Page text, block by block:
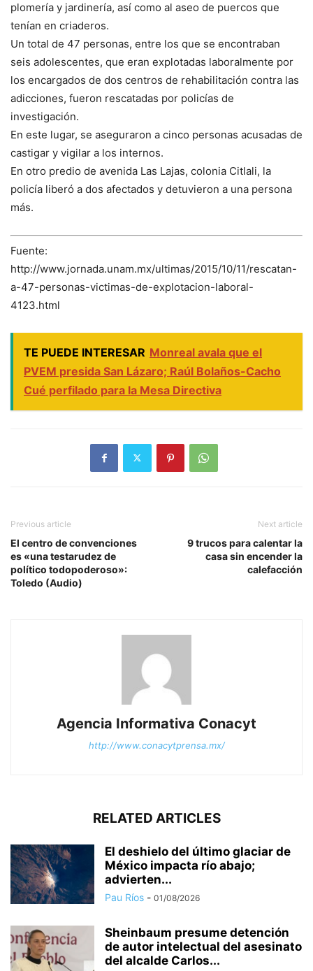
plomería y jardinería, así como al aseo de puercos que
tenían en criaderos.
Un total de 47 personas, entre los que se encontraban
seis adolescentes, que eran explotadas laboralmente por
los encargados de dos centros de rehabilitación contra las
adicciones, fueron rescatadas por policías de
investigación.
En este lugar, se aseguraron a cinco personas acusadas de
castigar y vigilar a los internos.
En otro predio de avenida Las Lajas, colonia Citlali, la
policía liberó a dos afectados y detuvieron a una persona
más.
Fuente:
http://www.jornada.unam.mx/ultimas/2015/10/11/rescatan-
a-47-personas-victimas-de-explotacion-laboral-
4123.html
TE PUEDE INTERESAR Monreal avala que el
PVEM presida San Lázaro; Raúl Bolaños-Cacho
Cué perfilado para la Mesa Directiva
Previous article
El centro de convenciones
es «una testarudez de
político todopoderoso»:
Toledo (Audio)
Next article
9 trucos para calentar la
casa sin encender la
calefacción
Agencia Informativa Conacyt
http://www.conacytprensa.mx/
RELATED ARTICLES
El deshielo del último glaciar de
México impacta río abajo;
advierten...
Pau Ríos - 01/08/2026
Sheinbaum presume detención
de autor intelectual del asesinato
del alcalde Carlos...